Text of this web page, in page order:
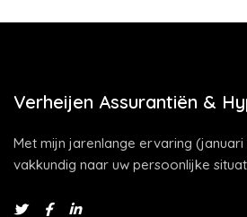
Verheijen Assurantiën &
Met mijn jarenlange ervaring (januari
vakkundig naar uw persoonlijke